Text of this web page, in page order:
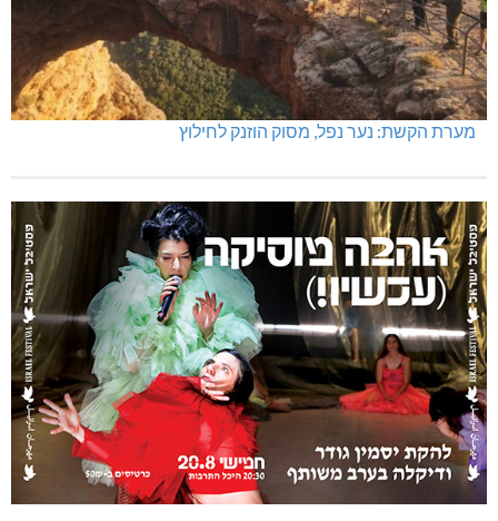
מערת הקשת: נער נפל, מסוק הוזנק לחילוץ